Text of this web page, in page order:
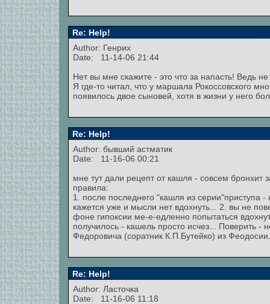
Re: Help!
Author: Генрих
Date: 11-14-06 21:44
Нет вы мне скажите - это что за напасть! Ведь
Я где-то читал, что у маршала Рокоссовского
появилось двое сыновей, хотя в жизни у него
Re: Help!
Author: бывший астматик
Date: 11-16-06 00:21
мне тут дали рецепт от кашля - совсем бронхит
правила:
1. после последнего "кашля из серии"приступа
кажется уже и мысли нет вдохнуть... 2. вы не
фоне гипоксии ме-е-едленно попытаться
получилось - кашель просто исчез... Поверить
Федоровича (соратник К.П.Бутейко) из Феодосии.
Re: Help!
Author: Ласточка
Date: 11-16-06 11:18